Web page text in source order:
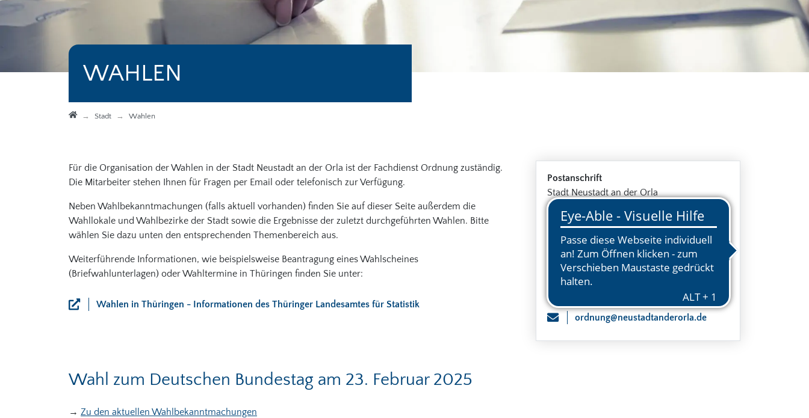
WAHLEN
Startseite
Stadt Wahlen
Für die Organisation der Wahlen in der Stadt Neustadt an der Orla ist der Fachdienst Ordnung zuständig.
Die Mitarbeiter stehen Ihnen für Fragen per Email oder telefonisch zur Verfügung.
Neben Wahlbekanntmachungen (falls aktuell vorhanden) finden Sie auf dieser Seite außerdem die
Wahllokale und Wahlbezirke der Stadt sowie die Ergebnisse der zuletzt durchgeführten Wahlen. Bitte
wählen Sie dazu unten den entsprechenden Themenbereich aus.
Weiterführende Informationen, wie beispielsweise Beantragung eines Wahlscheines
(Briefwahlunterlagen) oder Wahltermine in Thüringen finden Sie unter:
Wahlen in Thüringen - Informationen des Thüringer Landesamtes für Statistik
Postanschrift
Stadt Neustadt an der Orla
Fachdienst Ordnung
Markt 1
07806 Neustadt an der Orla
Kontakt
ordnung@neustadtanderorla.de
Wahl zum Deutschen Bundestag am 23. Februar 2025
→ Zu den aktuellen Wahlbekanntmachungen